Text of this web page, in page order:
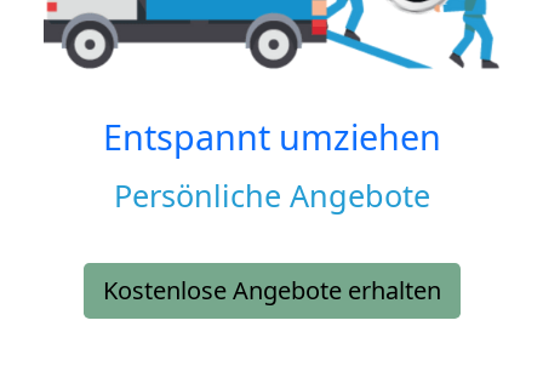
Entspannt umziehen
Persönliche Angebote
Kostenlose Angebote erhalten